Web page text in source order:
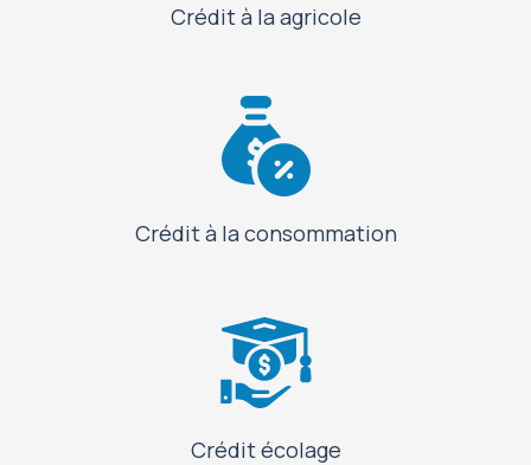
Crédit à la agricole
Crédit à la consommation
Crédit écolage